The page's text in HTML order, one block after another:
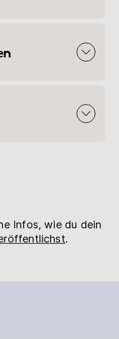
Infos, wie du dein
.